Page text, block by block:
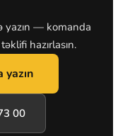
yazın — komanda
hazırlasın.
00